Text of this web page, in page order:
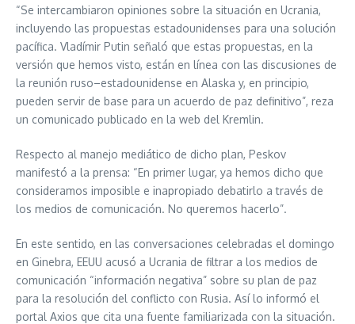
“Se intercambiaron opiniones sobre la situación en Ucrania,
incluyendo las propuestas estadounidenses para una solución
pacífica. Vladímir Putin señaló que estas propuestas, en la
versión que hemos visto, están en línea con las discusiones de
la reunión ruso–estadounidense en Alaska y, en principio,
pueden servir de base para un acuerdo de paz definitivo”, reza
un comunicado publicado en la web del Kremlin.
Respecto al manejo mediático de dicho plan, Peskov
manifestó a la prensa: “En primer lugar, ya hemos dicho que
consideramos imposible e inapropiado debatirlo a través de
los medios de comunicación. No queremos hacerlo”.
En este sentido, en las conversaciones celebradas el domingo
en Ginebra, EEUU acusó a Ucrania de filtrar a los medios de
comunicación “información negativa” sobre su plan de paz
para la resolución del conflicto con Rusia. Así lo informó el
portal Axios que cita una fuente familiarizada con la situación.